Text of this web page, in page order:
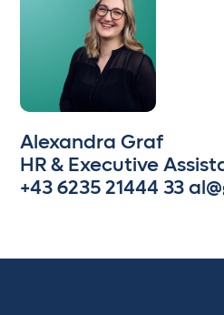
Alexandra Graf
HR & Executive
+43 6235 21444 33